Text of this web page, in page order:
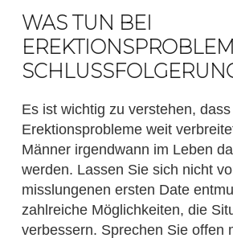
WAS TUN BEI
Es ist wichtig zu verstehen, dass
Erektionsprobleme weit
Männer irgendwann im Leben
werden. Lassen Sie sich nicht
misslungenen ersten Date
zahlreiche Möglichkeiten, die
verbessern. Sprechen Sie offen